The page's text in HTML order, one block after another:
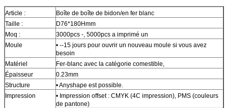
Article :
Boîte de boîte de bidon/en fer blanc
Taille :
D76*180Hmm
Moq :
3000pcs -, 5000pcs a imprimé un
Moule
• --15 jours pour ouvrir un nouveau moule si vous avez
besoin
Matériel
Fer-blanc avec la catégorie comestible,
Épaisseur
0.23mm
Structure
• Anyshape est possible.
Impression
• Impression offset : CMYK (4C impression), PMS (couleurs
de pantone)